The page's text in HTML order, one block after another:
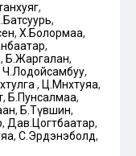
,
,
, Х.Болормаа,
,
, Б.Жаргалан,
Ч.Лодойсамбуу,
, Ц.Мөнхтуяа,
, Б.Пунсалмаа,
, Б.Түвшин,
, Дав.Цогтбаатар,
, С.Эрдэнэболд,